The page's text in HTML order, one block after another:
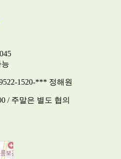
1520-*** 정해원
/ 주말은 별도 협의